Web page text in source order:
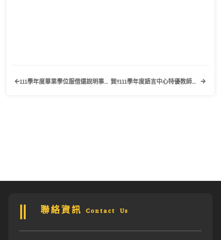
111學年度畢業學位服借還說明事項公告 賀!!111學年度語言中心特優教師為宋正邦老師
聯絡資訊 Contact Us